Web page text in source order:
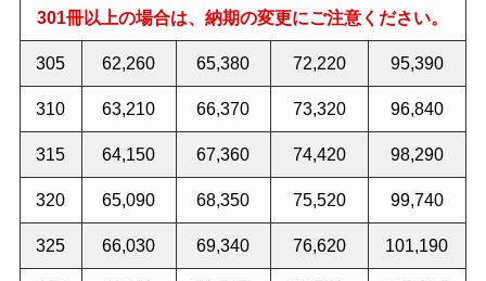
301冊以上の場合は、納期の変更にご注意ください。
305 62,260 65,380 72,220 95,390
310 63,210 66,370 73,320 96,840
315 64,150 67,360 74,420 98,290
320 65,090 68,350 75,520 99,740
325 66,030 69,340 76,620 101,190